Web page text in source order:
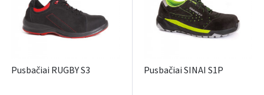
Pusbačiai RUGBY S3 Pusbačiai SINAI S1P